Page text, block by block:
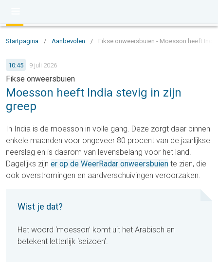
Startpagina / Aanbevolen / Fikse onweersbuien - Moesson heeft
10:45 9 juli 2026
Fikse onweersbuien
Moesson heeft India stevig in zijn
greep
In India is de moesson in volle gang. Deze zorgt daar binnen
enkele maanden voor ongeveer 80 procent van de jaarlijkse
neerslag en is daarom van levensbelang voor het land.
Dagelijks zijn er op de WeerRadar onweersbuien te zien, die
ook overstromingen en aardverschuivingen veroorzaken.
Wist je dat?
Het woord ‘moesson’ komt uit het Arabisch en
betekent letterlijk ‘seizoen’.